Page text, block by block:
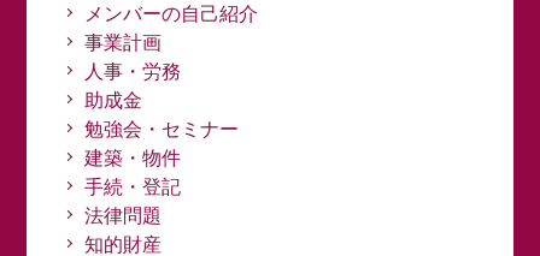
メンバーの自己紹介
事業計画
人事・労務
助成金
勉強会・セミナー
建築・物件
手続・登記
法律問題
知的財産